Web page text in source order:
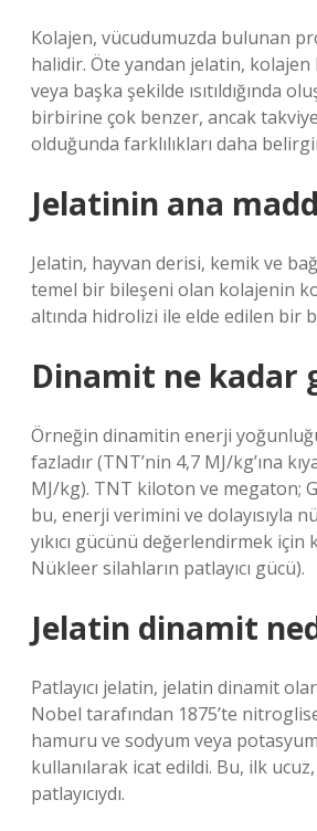
Kolajen, vücudumuzda bulunan
halidir. Öte yandan jelatin, kolajen
veya başka şekilde ısıtıldığında
birbirine çok benzer, ancak
olduğunda farklılıkları daha
Jelatinin ana
Jelatin, hayvan derisi, kemik ve
temel bir bileşeni olan kolajenin
altında hidrolizi ile elde edilen bir
Dinamit ne kadar
Örneğin dinamitin enerji
fazladır (TNT’nin 4,7 MJ/kg’ına
MJ/kg). TNT kiloton ve megaton;
bu, enerji verimini ve dolayısıyla
yıkıcı gücünü değerlendirmek için
Nükleer silahların patlayıcı gücü).
Jelatin dinamit
Patlayıcı jelatin, jelatin dinamit
Nobel tarafından 1875’te
hamuru ve sodyum veya
kullanılarak icat edildi. Bu, ilk
patlayıcıydı.